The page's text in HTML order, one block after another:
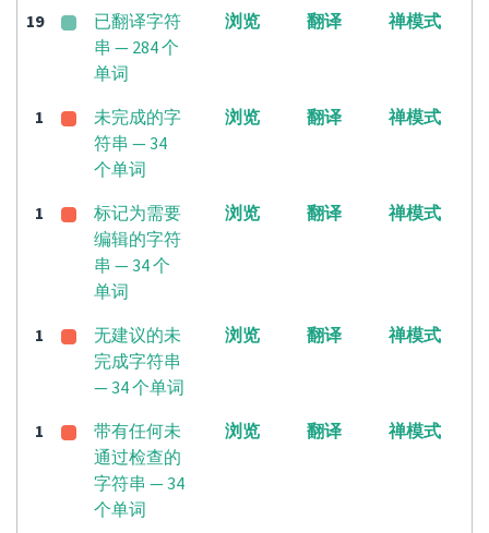
19
已翻译字符
串 — 284 个
单词
浏览 翻译 禅模式
1
未完成的字
符串 — 34
个单词
浏览 翻译 禅模式
1
标记为需要
编辑的字符
串 — 34 个
单词
浏览 翻译 禅模式
1
无建议的未
完成字符串
— 34 个单词
浏览 翻译 禅模式
1
带有任何未
通过检查的
字符串 — 34
个单词
浏览 翻译 禅模式